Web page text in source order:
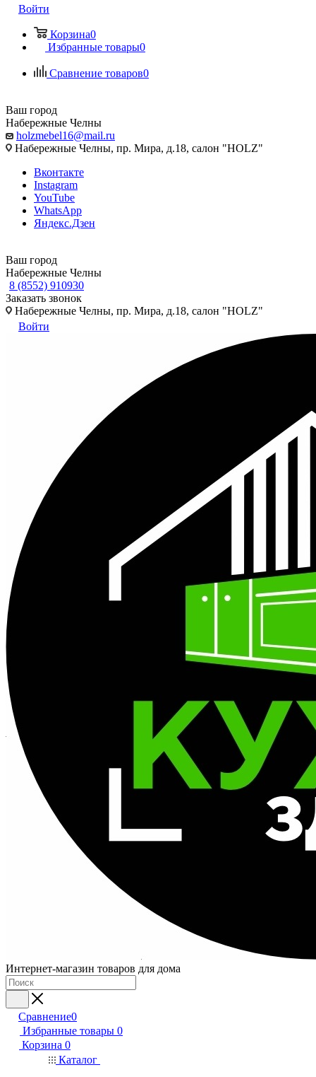
Войти
Корзина0
Избранные товары0
Сравнение товаров0
Ваш город
Набережные Челны
holzmebel16@mail.ru
Набережные Челны, пр. Мира, д.18, салон "HOLZ"
Вконтакте
Instagram
YouTube
WhatsApp
Яндекс.Дзен
Ваш город
Набережные Челны
8 (8552) 910930
Заказать звонок
Набережные Челны, пр. Мира, д.18, салон "HOLZ"
Войти
Интернет-магазин товаров для дома
Сравнение0
Избранные товары 0
Корзина 0
Каталог